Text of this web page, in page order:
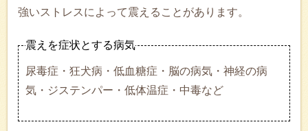
強いストレスによって震えることがあります。
震えを症状とする病気
尿毒症・狂犬病・低血糖症・脳の病気・神経の病
気・ジステンパー・低体温症・中毒など